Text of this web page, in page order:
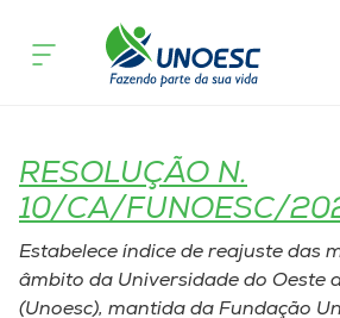
Cursos
Pesquisa
Atendimento ao Estudante
Tags Publicações
Resoluções
RESOLUÇÃO N.
10/CA/FUNOESC/
Estabelece índice de reajuste das
âmbito da Universidade do Oeste
(Unoesc), mantida da Fundação